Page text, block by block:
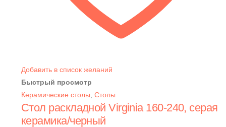
Добавить в список желаний
Быстрый просмотр
Керамические столы Столы
Стол раскладной Virginia 160-240, серая
керамика/черный